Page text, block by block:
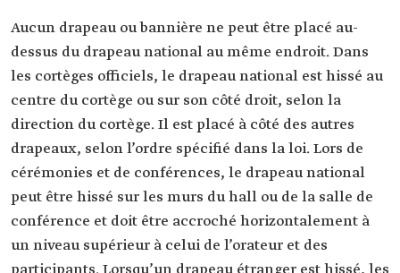
Aucun drapeau ou bannière ne peut être placé au-
dessus du drapeau national au même endroit. Dans
les cortèges officiels, le drapeau national est hissé au
centre du cortège ou sur son côté droit, selon la
direction du cortège. Il est placé à côté des autres
drapeaux, selon l’ordre spécifié dans la loi. Lors de
cérémonies et de conférences, le drapeau national
peut être hissé sur les murs du hall ou de la salle de
conférence et doit être accroché horizontalement à
un niveau supérieur à celui de l’orateur et des